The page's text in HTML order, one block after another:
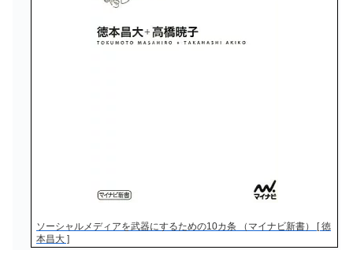
ソーシャルメディアを武器にするための10カ条 （マイナビ新書） [ 徳
本昌大 ]